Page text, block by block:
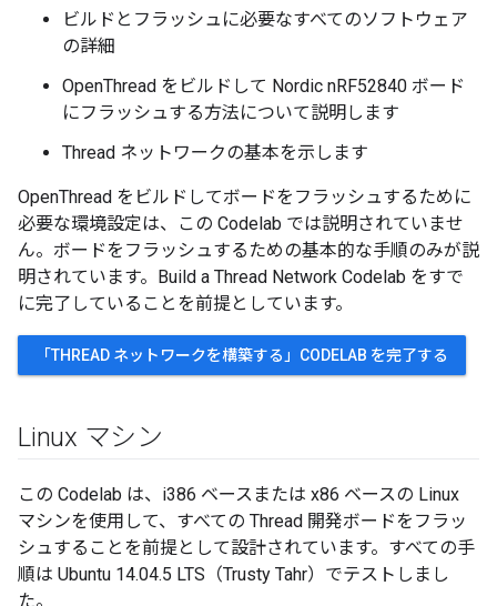
ビルドとフラッシュに必要なすべてのソフトウェア
の詳細
OpenThread をビルドして Nordic nRF52840 ボード
にフラッシュする方法について説明します
Thread ネットワークの基本を示します
OpenThread をビルドしてボードをフラッシュするために
必要な環境設定は、この Codelab では説明されていませ
ん。ボードをフラッシュするための基本的な手順のみが説
明されています。Build a Thread Network Codelab をすで
に完了していることを前提としています。
「THREAD ネットワークを構築する」CODELAB を完了する
Linux マシン
この Codelab は、i386 ベースまたは x86 ベースの Linux
マシンを使用して、すべての Thread 開発ボードをフラッ
シュすることを前提として設計されています。すべての手
順は Ubuntu 14.04.5 LTS（Trusty Tahr）でテストしまし
た。